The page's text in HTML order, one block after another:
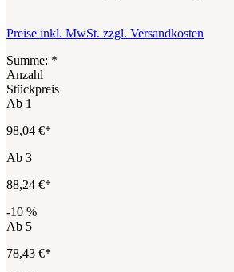
Preise inkl. MwSt. zzgl. Versandkosten
Summe: *
Anzahl
Stückpreis
Ab 1
98,04 €*
Ab 3
88,24 €*
-10 %
Ab 5
78,43 €*